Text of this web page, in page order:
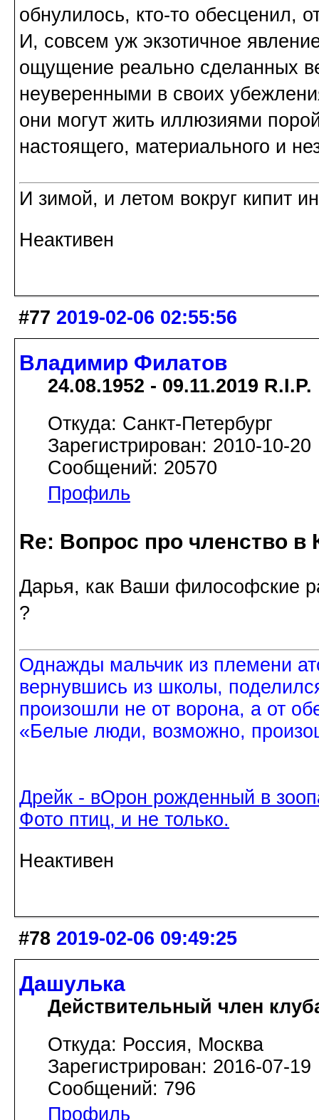
обнулилось, кто-то обесценил,
И, совсем уж экзотичное
ощущение реально сделанных
неуверенными в своих
они могут жить иллюзиями
настоящего, материального и
И зимой, и летом вокруг кипит
Неактивен
#77 2019-02-06 02:55:56
Владимир Филатов
24.08.1952 - 09.11.2019 R.I.P.
Откуда: Санкт-Петербург
Зарегистрирован: 2010-10-20
Сообщений: 20570
Профиль
Re: Вопрос про членство в
Дарья, как Ваши философские
?
Однажды мальчик из племени
вернувшись из школы,
произошли не от ворона, а от
«Белые люди, возможно,
Дрейк - вОрон рожденный в
Фото птиц, и не только.
Неактивен
#78 2019-02-06 09:49:25
Дашулька
Действительный член
Откуда: Россия, Москва
Зарегистрирован: 2016-07-19
Сообщений: 796
Профиль